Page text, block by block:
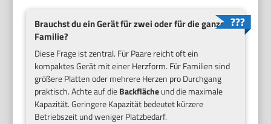
Brauchst du ein Gerät für zwei oder für die ganze
Familie?
Diese Frage ist zentral. Für Paare reicht oft ein
kompaktes Gerät mit einer Herzform. Für Familien sind
größere Platten oder mehrere Herzen pro Durchgang
praktisch. Achte auf dieBackflächeund die maximale
Kapazität. Geringere Kapazität bedeutet kürzere
Betriebszeit und weniger Platzbedarf.